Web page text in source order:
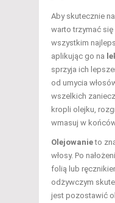
Aby skutecznie
warto trzymać
wszystkim
aplikując go na
sprzyja ich
od umycia
wszelkich
kropli olejku,
wmasuj w
Olejowanieto
włosy. Po
folią lub
odżywczym
jest pozostawić